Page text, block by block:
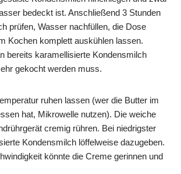
bedeckt ist. Anschließend 3 Stunden
prüfen, Wasser nachfüllen, die Dose
Kochen komplett auskühlen lassen.
bereits karamellisierte Kondensmilch
gekocht werden muss.
ruhen lassen (wer die Butter im
hat, Mikrowelle nutzen). Die weiche
cremig rühren. Bei niedrigster
Kondensmilch löffelweise dazugeben.
könnte die Creme gerinnen und